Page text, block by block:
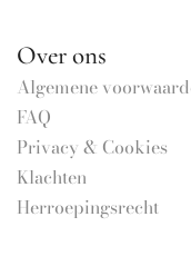
Over ons
Algemene
FAQ
Privacy & Cookies
Klachten
Herroepingsrecht